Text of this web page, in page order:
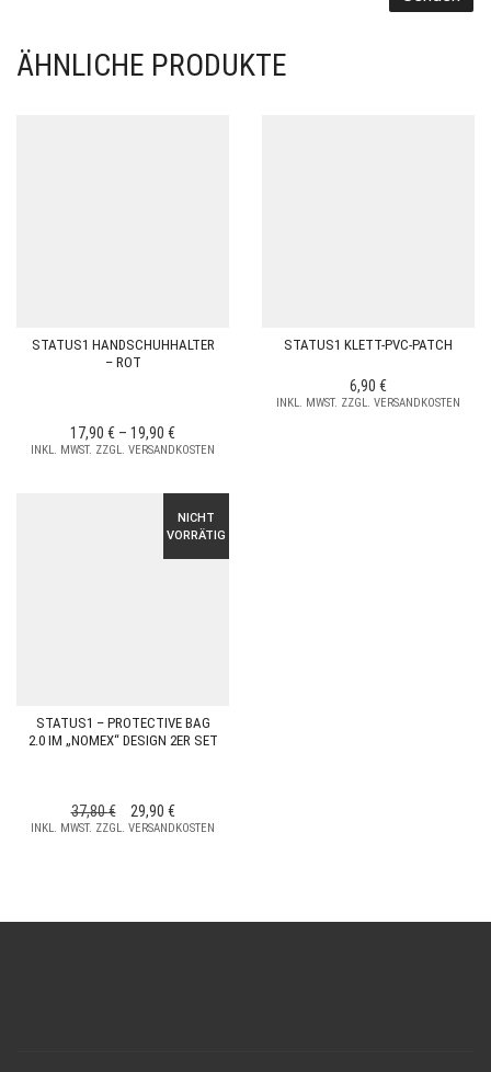
ÄHNLICHE PRODUKTE
STATUS1 HANDSCHUHHALTER
– ROT
17,90 € – 19,90 €
INKL. MWST. ZZGL. VERSANDKOSTEN
STATUS1 KLETT-PVC-PATCH
6,90 €
INKL. MWST. ZZGL. VERSANDKOSTEN
NICHT
VORRÄTIG
STATUS1 – PROTECTIVE BAG
2.0 IM „NOMEX“ DESIGN 2ER SET
37,80€
URSPRÜNGLICHER
PREIS
29,90 €AKTUELLER
PREIS
INKL. MWST. ZZGL. VERSANDKOSTEN